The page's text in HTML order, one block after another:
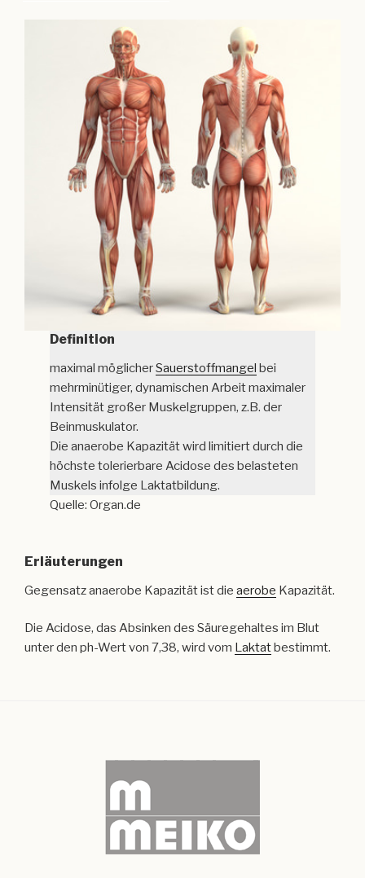
Definition
maximal möglicherSauerstoffmangel bei
mehrminütiger, dynamischen Arbeit maximaler
Intensität großer Muskelgruppen, z.B. der
Beinmuskulator.
Die anaerobe Kapazität wird limitiert durch die
höchste tolerierbare Acidose des belasteten
Muskels infolge Laktatbildung.
Quelle: Organ.de
Erläuterungen
Gegensatz anaerobe Kapazität ist die aerobe Kapazität.
Die Acidose, das Absinken des Säuregehaltes im Blut
unter den ph-Wert von 7,38, wird vom Laktat bestimmt.